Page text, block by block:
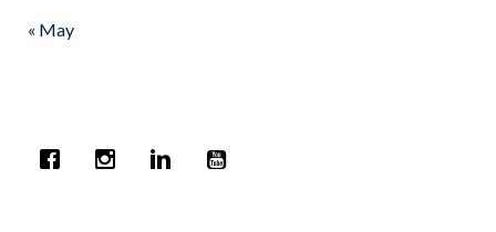
« May